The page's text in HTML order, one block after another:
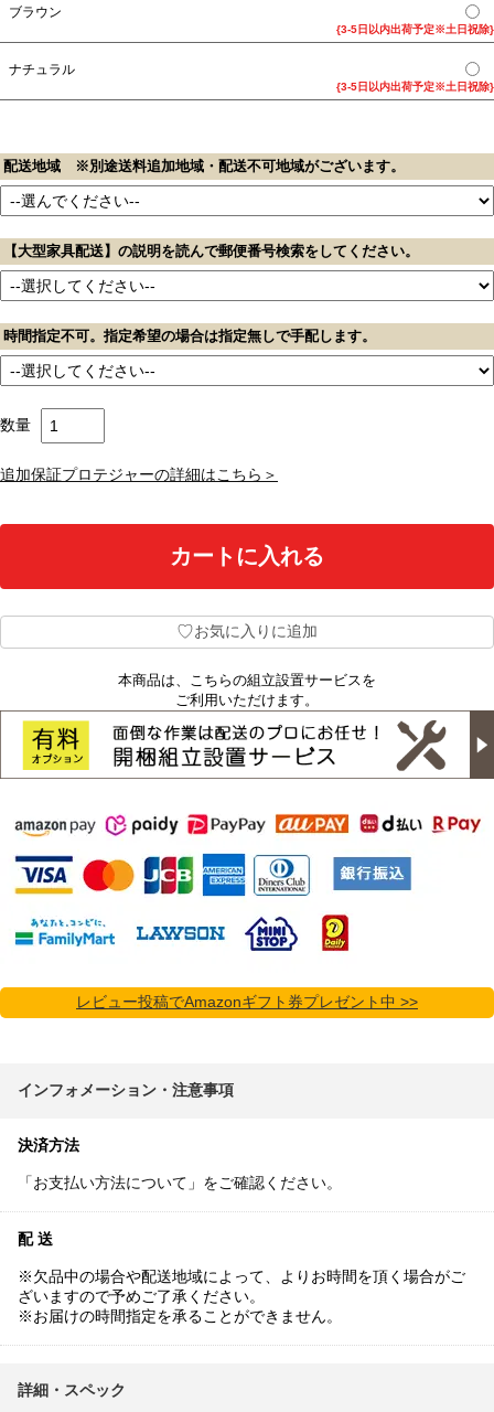
ブラウン
{3-5日以内出荷予定※土日祝除}
ナチュラル
{3-5日以内出荷予定※土日祝除}
配送地域 ※別途送料追加地域・配送不可地域がございます。
【大型家具配送】の説明を読んで郵便番号検索をしてください。
時間指定不可。指定希望の場合は指定無しで手配します。
数量
追加保証プロテジャーの詳細はこちら＞
♡お気に入りに追加
本商品は、こちらの組立設置サービスを
ご利用いただけます。
レビュー投稿でAmazonギフト券プレゼント中 >>
インフォメーション・注意事項
決済方法
「お支払い方法について」をご確認ください。
配 送
※欠品中の場合や配送地域によって、よりお時間を頂く場合がご
ざいますので予めご了承ください。
※お届けの時間指定を承ることができません。
詳細・スペック